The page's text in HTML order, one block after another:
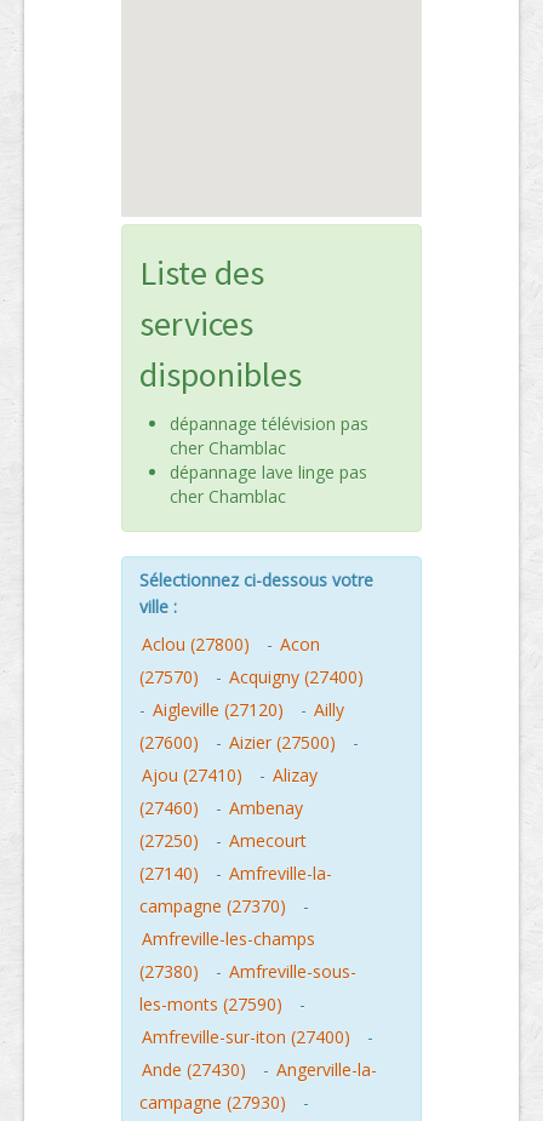
Liste des
services
disponibles
dépannage télévision pas
cher Chamblac
dépannage lave linge pas
cher Chamblac
Sélectionnez ci-dessous votre
ville :
Aclou (27800)
- Acon
(27570)
- Acquigny (27400)
- Aigleville (27120) - Ailly
(27600)
- Aizier (27500)
-
Ajou (27410)
- Alizay
(27460)
- Ambenay
(27250)
- Amecourt
(27140)
- Amfreville-la-
campagne (27370)
-
Amfreville-les-champs
(27380)
- Amfreville-sous-
les-monts (27590)
-
Amfreville-sur-iton (27400)
-
Ande (27430)
- Angerville-la-
campagne (27930)
-